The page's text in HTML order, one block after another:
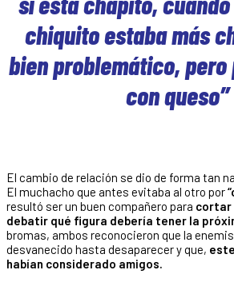
chiquito estaba más
bien problemático, pero
con queso”
El cambio de relación se dio de forma tan
El muchacho que antes evitaba al otro por
resultó ser un buen compañero para cortar
debatir qué figura debería tener la
bromas, ambos reconocieron que la
desvanecido hasta desaparecer y que,
habían considerado amigos.